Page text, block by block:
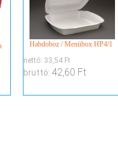
Habdoboz / Menübox HP4/1
nettó: 33,54 Ft
bruttó: 42,60 Ft